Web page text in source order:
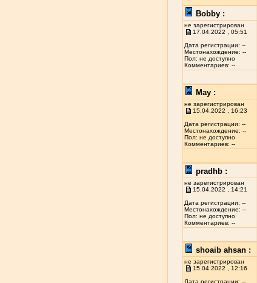
Bobby :
не зарегистрирован
17.04.2022 , 05:51
Дата регистрации: --
Местонахождение: --
Пол: не доступно
Комментариев: --
May :
не зарегистрирован
15.04.2022 , 16:23
Дата регистрации: --
Местонахождение: --
Пол: не доступно
Комментариев: --
pradhb :
не зарегистрирован
15.04.2022 , 14:21
Дата регистрации: --
Местонахождение: --
Пол: не доступно
Комментариев: --
shoaib ahsan :
не зарегистрирован
15.04.2022 , 12:16